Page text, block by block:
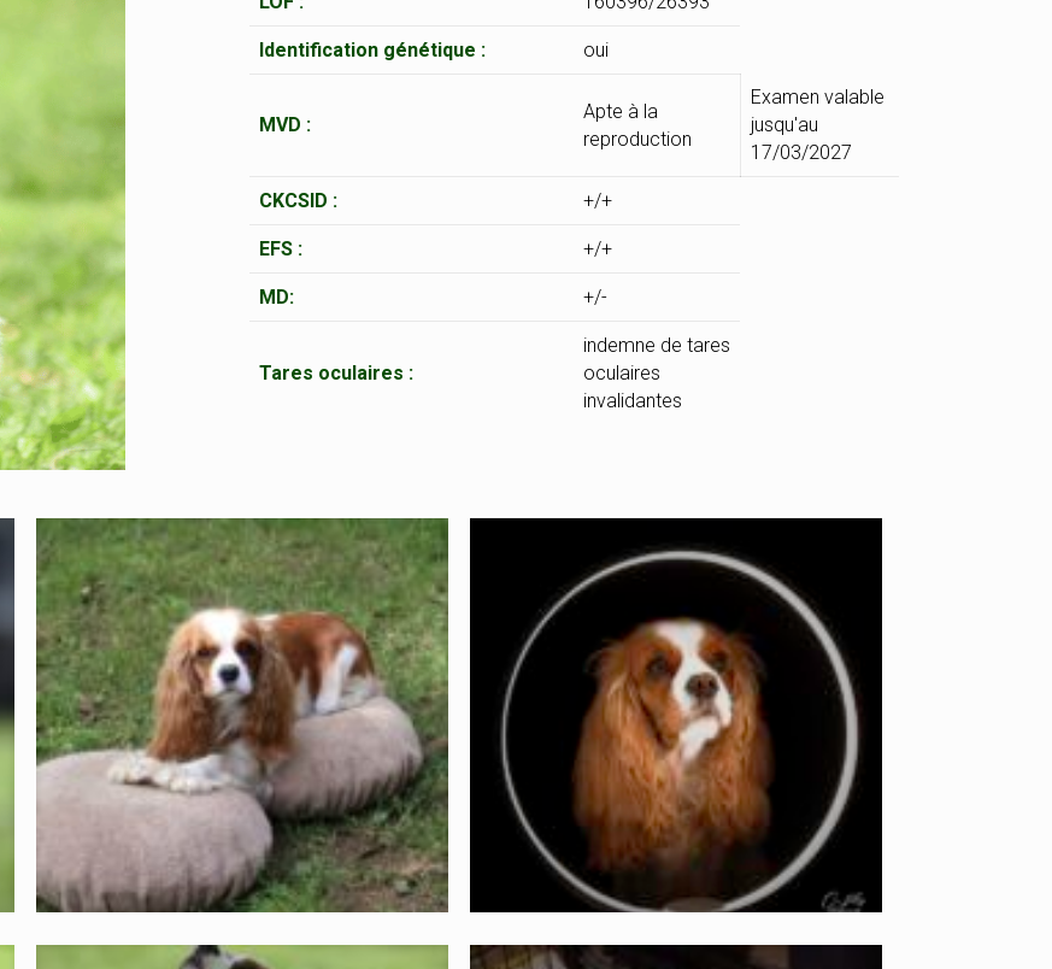
Identification génétique : oui
MVD :
Apte à la
reproduction
Examen valable
jusqu'au
17/03/2027
CKCSID : +/+
EFS : +/+
MD: +/-
Tares oculaires :
indemne de tares
oculaires
invalidantes